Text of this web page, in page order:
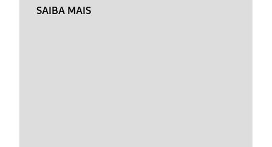
SAIBA MAIS